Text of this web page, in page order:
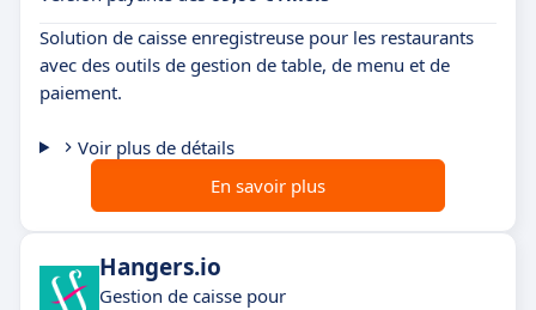
Solution de caisse enregistreuse pour les restaurants
avec des outils de gestion de table, de menu et de
paiement.
Voir plus de détails
En savoir plus
Hangers.io
Gestion de caisse pour